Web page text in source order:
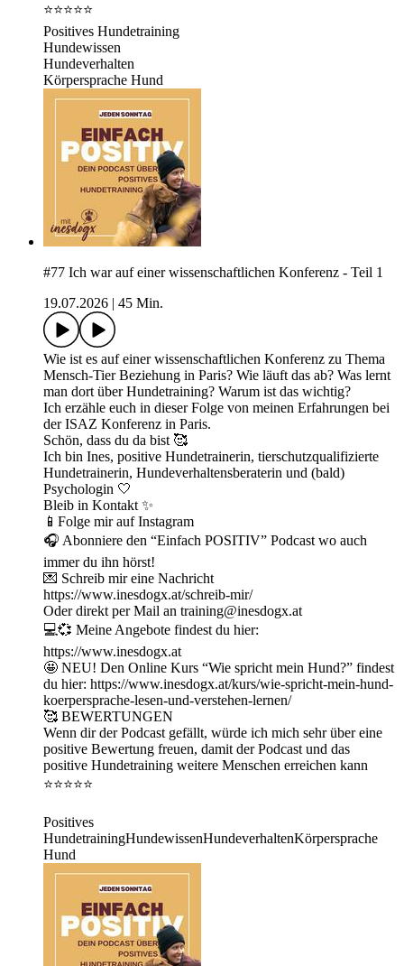
⭐⭐⭐⭐⭐
Positives Hundetraining
Hundewissen
Hundeverhalten
Körpersprache Hund
#77 Ich war auf einer wissenschaftlichen Konferenz - Teil 1
19.07.2026
45 Min.
Wie ist es auf einer wissenschaftlichen Konferenz zu Thema
Mensch-Tier Beziehung in Paris? Wie läuft das ab? Was lernt
man dort über Hundetraining? Warum ist das wichtig?
Ich erzähle euch in dieser Folge von meinen Erfahrungen bei
der ISAZ Konferenz in Paris.
Schön, dass du da bist 🥰
Ich bin Ines, positive Hundetrainerin, tierschutzqualifizierte
Hundetrainerin, Hundeverhaltensberaterin und (bald)
Psychologin 🤍
Bleib in Kontakt ✨
📱Folge mir auf ⁠Instagram⁠
🎧 Abonniere den “Einfach POSITIV” Podcast wo auch
immer du ihn hörst!
💌 Schreib mir eine Nachricht
https://www.inesdogx.at/schreib-mir/
Oder direkt per Mail an training@inesdogx.at⁠
💻💞 Meine Angebote findest du hier:
https://www.inesdogx.at
🤩 NEU! Den Online Kurs “Wie spricht mein Hund?” findest
du hier: ⁠https://www.inesdogx.at/kurs/wie-spricht-mein-hund-
koerpersprache-lesen-und-verstehen-lernen/⁠
🥰 BEWERTUNGEN
Wenn dir der Podcast gefällt, würde ich mich sehr über eine
positive Bewertung freuen, damit der Podcast und das
positive Hundetraining weitere Menschen erreichen kann
⭐⭐⭐⭐⭐
Positives
HundetrainingHundewissenHundeverhaltenKörpersprache
Hund